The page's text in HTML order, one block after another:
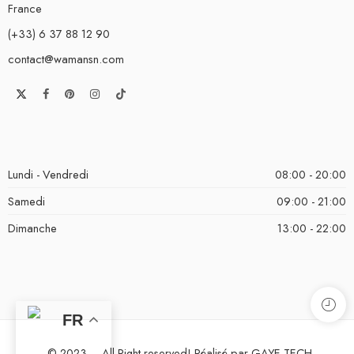
France
(+33) 6 37 88 12 90
contact@wamansn.com
Lundi - Vendredi
08:00 - 20:00
Samedi
09:00 - 21:00
Dimanche
13:00 - 22:00
FR